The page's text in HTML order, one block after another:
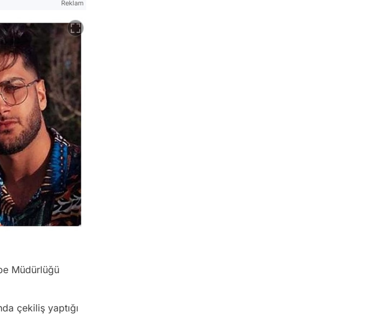
Reklam
Müdürlüğü
çekiliş yaptığı